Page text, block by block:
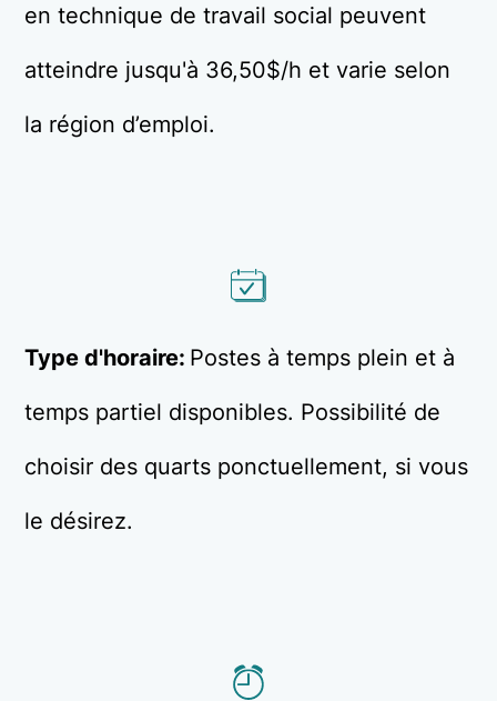
en technique de travail social peuvent
atteindre jusqu'à 36,50$/h et varie selon
la région d’emploi.
Type d'horaire: Postes à temps plein et à
temps partiel disponibles. Possibilité de
choisir des quarts ponctuellement, si vous
le désirez.